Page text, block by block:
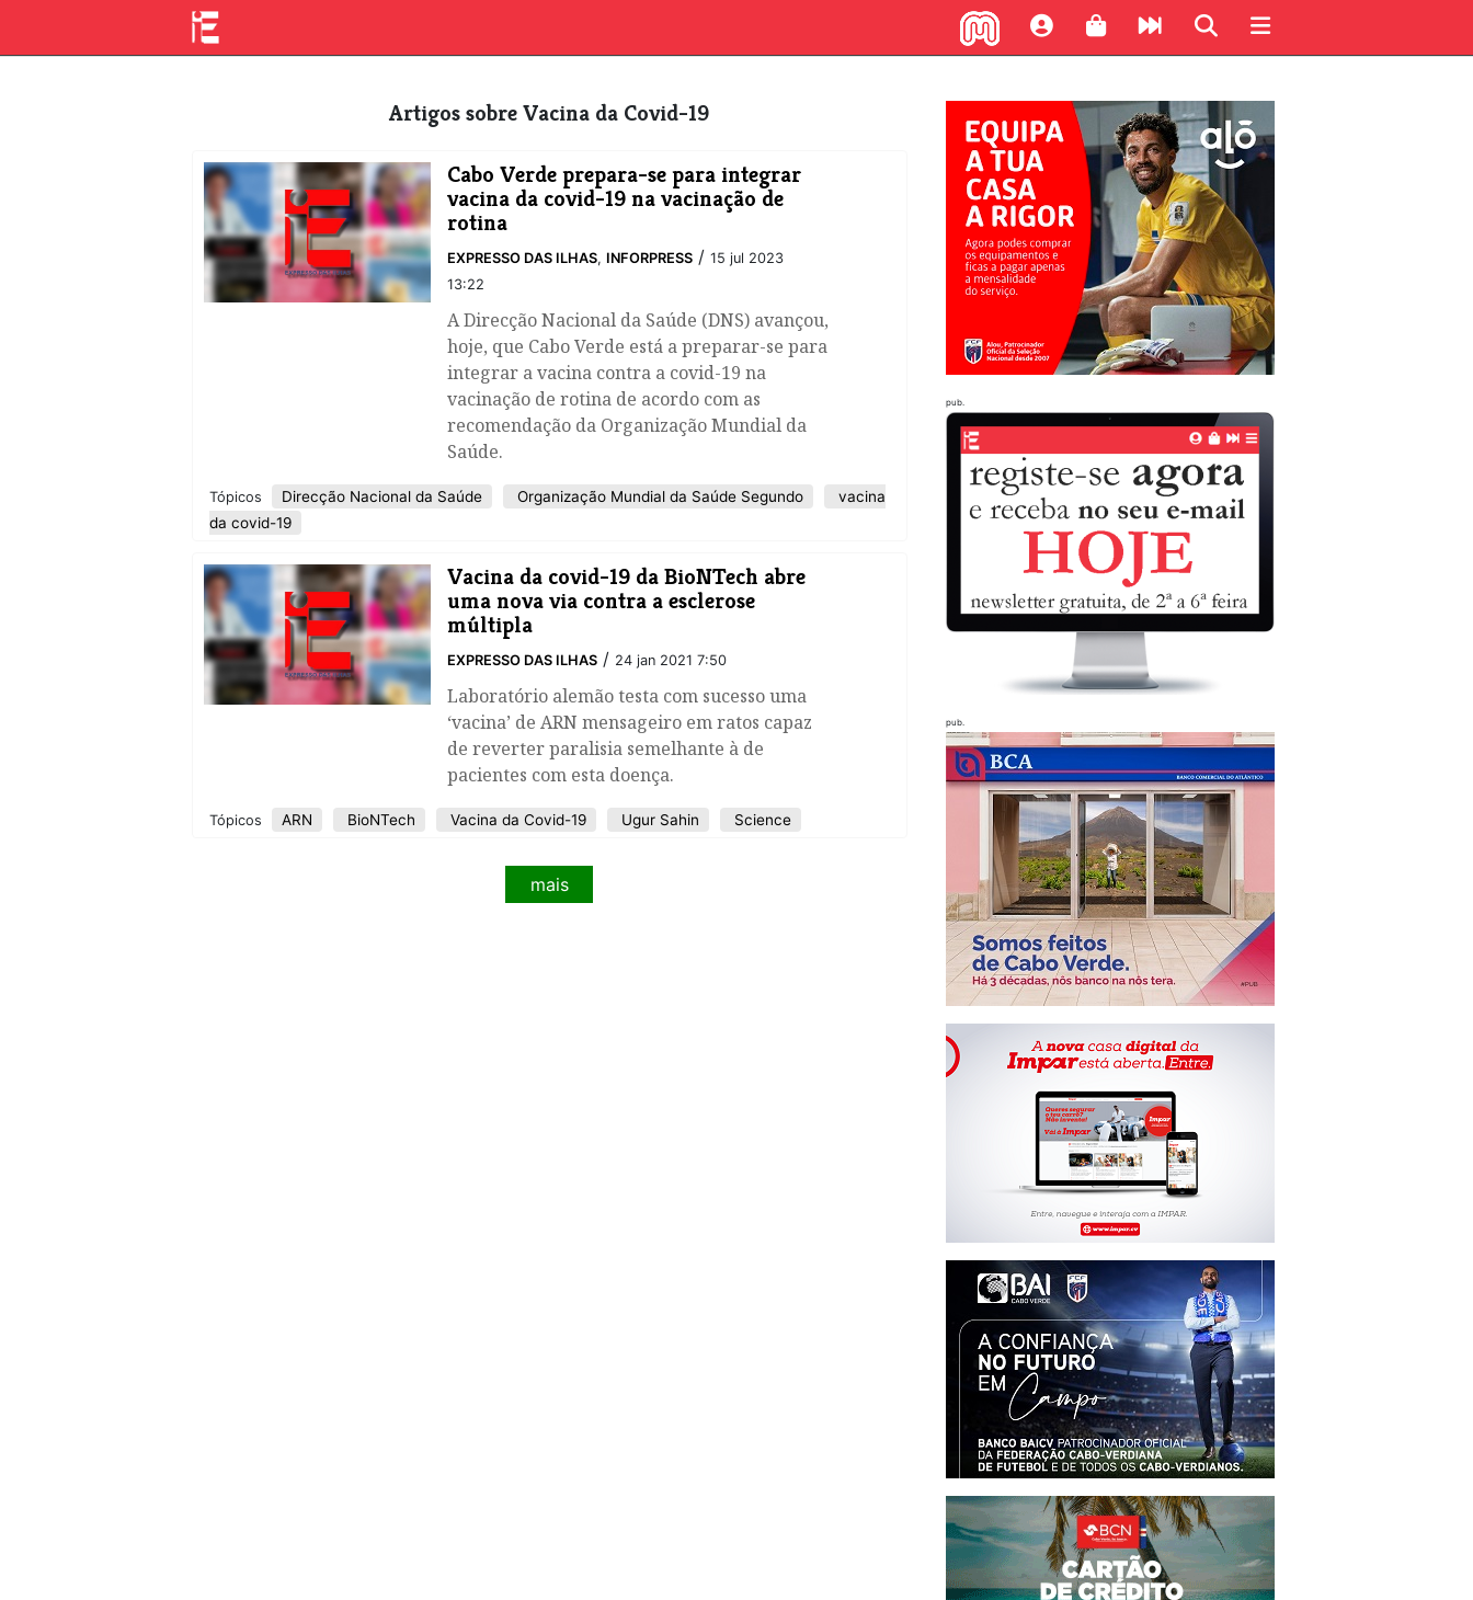
Artigos sobre Vacina da Covid-19
Cabo Verde prepara-se para integrar
vacina da covid-19 na vacinação de
rotina
EXPRESSO DAS ILHAS, INFORPRESS / 15 jul 2023
13:22
A Direcção Nacional da Saúde (DNS) avançou,
hoje, que ​Cabo Verde está a preparar-se para
integrar a vacina contra a covid-19 na
vacinação de rotina de acordo com as
recomendação da Organização Mundial da
Saúde.
Tópicos Direcção Nacional da Saúde Organização Mundial da Saúde Segundo
vacina
da covid-19
Vacina da covid-19 da BioNTech abre
uma nova via contra a esclerose
múltipla
EXPRESSO DAS ILHAS / 24 jan 2021 7:50
Laboratório alemão testa com sucesso uma
‘vacina’ de ARN mensageiro em ratos capaz
de reverter paralisia semelhante à de
pacientes com esta doença.
Tópicos ARN BioNTech Vacina da Covid-19 Ugur Sahin Science
mais
pub.
pub.